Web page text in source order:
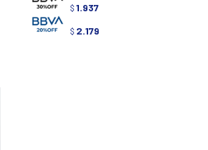
$ 1.937
$ 2.179